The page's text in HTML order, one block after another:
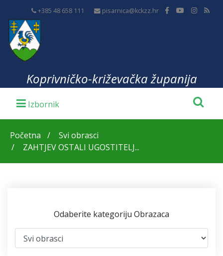
+385 48 658 111 pisarnica@kckzz.hr
Koprivničko-križevačka županija
Početna
Svi obrasci
ZAHTJEV OSTALI UGOSTITELJ...
Odaberite kategoriju Obrazaca